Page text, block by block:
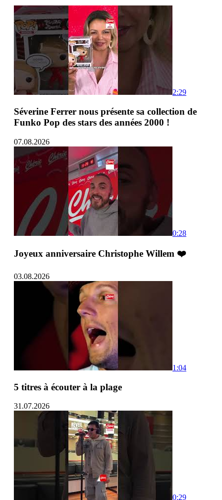
2:29
Séverine Ferrer nous présente sa collection de
Funko Pop des stars des années 2000 !
07.08.2026
0:28
Joyeux anniversaire Christophe Willem ❤️
03.08.2026
1:04
5 titres à écouter à la plage
31.07.2026
0:29